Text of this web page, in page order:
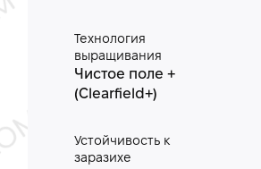
Технология
выращивания
Чистое поле +
(Clearfield+)
Устойчивость к
заразихе